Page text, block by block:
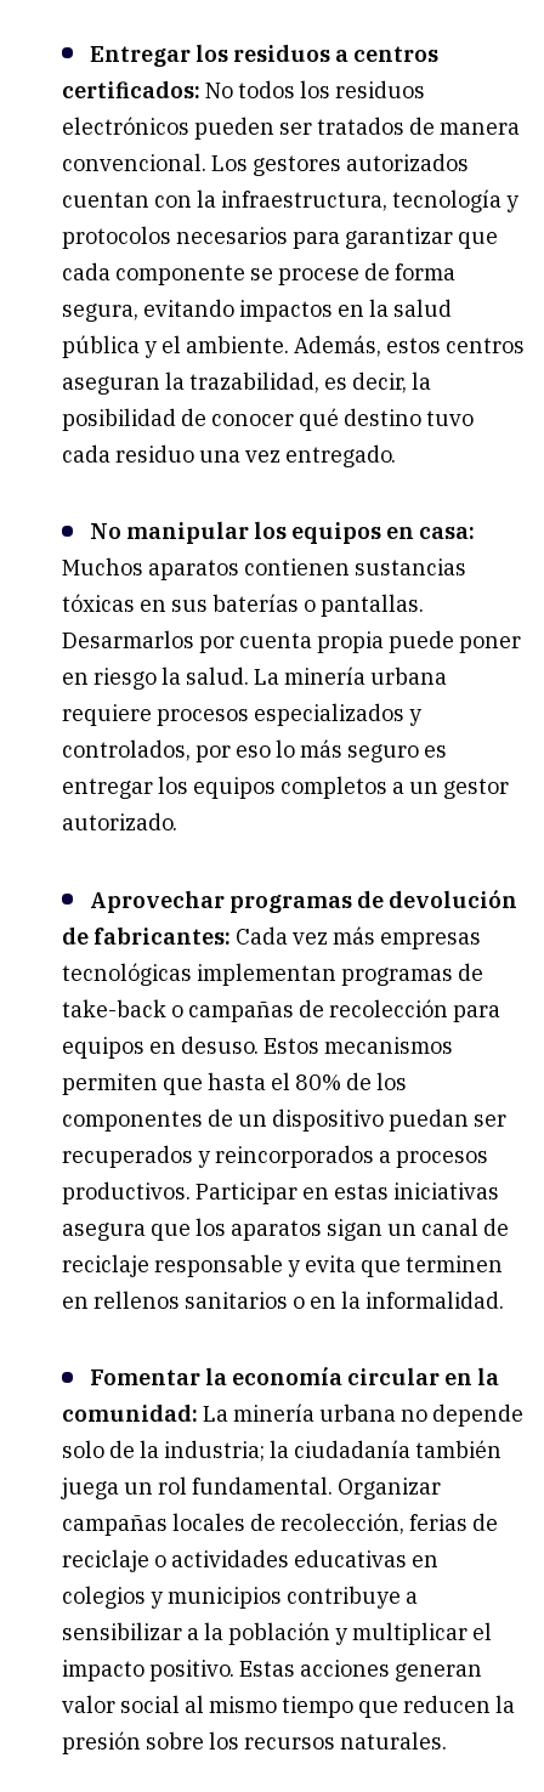
Entregar los residuos a centros
certificados: No todos los residuos
electrónicos pueden ser tratados de manera
convencional. Los gestores autorizados
cuentan con la infraestructura, tecnología y
protocolos necesarios para garantizar que
cada componente se procese de forma
segura, evitando impactos en la salud
pública y el ambiente. Además, estos centros
aseguran la trazabilidad, es decir, la
posibilidad de conocer qué destino tuvo
cada residuo una vez entregado.
No manipular los equipos en casa:
Muchos aparatos contienen sustancias
tóxicas en sus baterías o pantallas.
Desarmarlos por cuenta propia puede poner
en riesgo la salud. La minería urbana
requiere procesos especializados y
controlados, por eso lo más seguro es
entregar los equipos completos a un gestor
autorizado.
Aprovechar programas de devolución
de fabricantes: Cada vez más empresas
tecnológicas implementan programas de
take-back o campañas de recolección para
equipos en desuso. Estos mecanismos
permiten que hasta el 80% de los
componentes de un dispositivo puedan ser
recuperados y reincorporados a procesos
productivos. Participar en estas iniciativas
asegura que los aparatos sigan un canal de
reciclaje responsable y evita que terminen
en rellenos sanitarios o en la informalidad.
Fomentar la economía circular en la
comunidad: La minería urbana no depende
solo de la industria; la ciudadanía también
juega un rol fundamental. Organizar
campañas locales de recolección, ferias de
reciclaje o actividades educativas en
colegios y municipios contribuye a
sensibilizar a la población y multiplicar el
impacto positivo. Estas acciones generan
valor social al mismo tiempo que reducen la
presión sobre los recursos naturales.